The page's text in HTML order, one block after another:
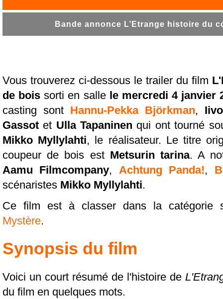
Bande annonce L’Etrange histoire du
Vous trouverez ci-dessous le trailer du film
de bois sorti en salle le mercredi 4 janvier
casting sont Hannu-Pekka Björkman,
Gassot et Ulla Tapaninen qui ont tourné
Mikko Myllylahti, le réalisateur. Le titre
coupeur de bois est Metsurin tarina. A
Aamu Filmcompany, Achtung Panda!,
scénaristes Mikko Myllylahti.
Ce film est à classer dans la catégorie
Mystère.
Synopsis du film
Voici un court résumé de l'histoire de
du film en quelques mots.